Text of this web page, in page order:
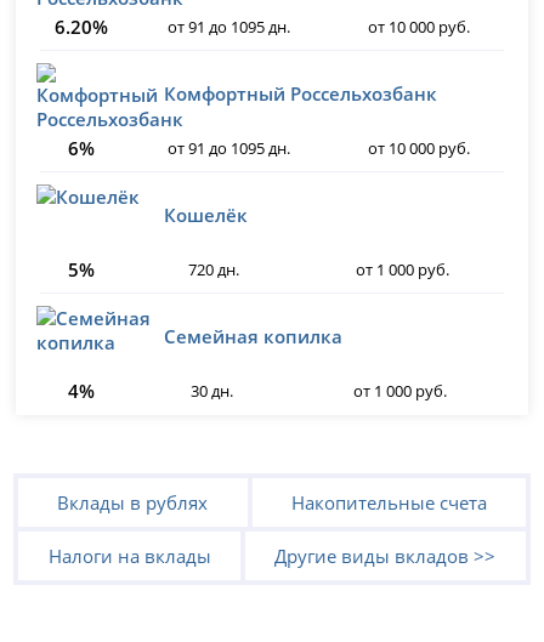
6.20% от 91 до 1095 дн. от 10 000 руб.
Комфортный Россельхозбанк
6% от 91 до 1095 дн. от 10 000 руб.
Кошелёк
5% 720 дн. от 1 000 руб.
Семейная копилка
4% 30 дн. от 1 000 руб.
Вклады в рублях Накопительные счета
Налоги на вклады Другие виды вкладов >>